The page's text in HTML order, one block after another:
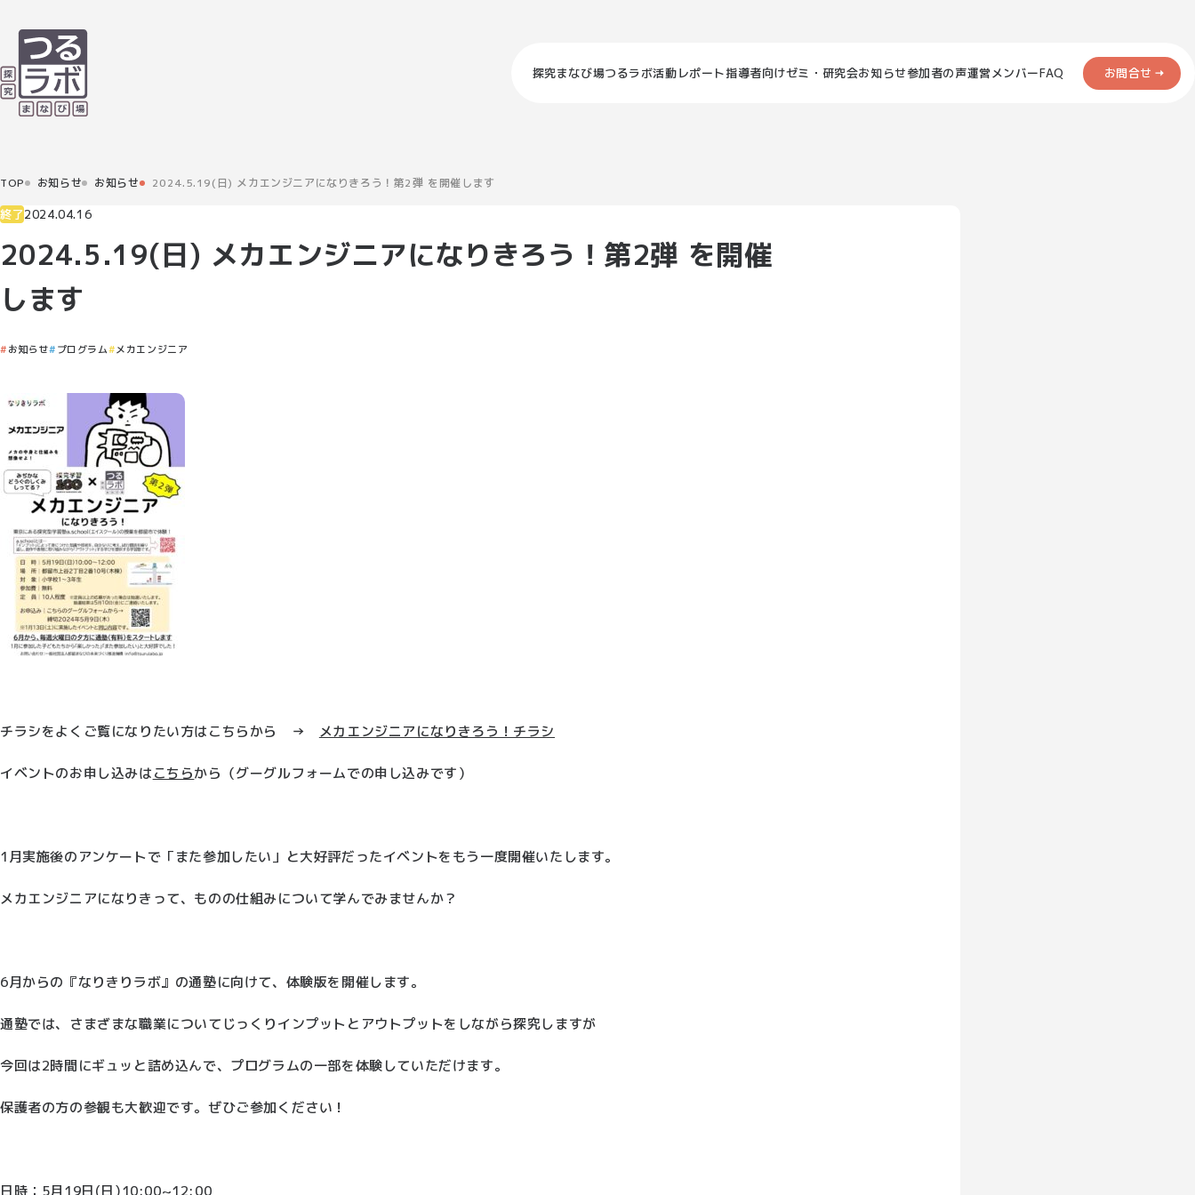
探究まなび場つるラボ活動レポート指導者向けゼミ・研究会お知らせ参加者の声運営メンバーFAQ お問合せ
TOP お知らせ お知らせ 2024.5.19(日) メカエンジニアになりきろう！第2弾 を開催します
終了2024.04.16
2024.5.19(日) メカエンジニアになりきろう！第2弾 を開催
します
お知らせ プログラム メカエンジニア
チラシをよくご覧になりたい方はこちらから → メカエンジニアになりきろう！チラシ
イベントのお申し込みはこちらから（グーグルフォームでの申し込みです）
1月実施後のアンケートで「また参加したい」と大好評だったイベントをもう一度開催いたします。
メカエンジニアになりきって、ものの仕組みについて学んでみませんか？
6月からの『なりきりラボ』の通塾に向けて、体験版を開催します。
通塾では、さまざまな職業についてじっくりインプットとアウトプットをしながら探究しますが
今回は2時間にギュッと詰め込んで、プログラムの一部を体験していただけます。
保護者の方の参観も大歓迎です。ぜひご参加ください！
日時：5月19日(日)10:00~12:00